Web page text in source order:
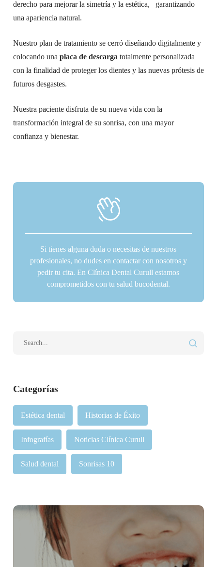
Categorías
Estética dental Historias de Éxito
Infografías Noticias Clínica Curull
Salud dental Sonrisas 10
derecho para mejorar la simetría y la estética, garantizando
una apariencia natural.
Nuestro plan de tratamiento se cerró diseñando digitalmente y
colocando una placa de descarga totalmente personalizada
con la finalidad de proteger los dientes y las nuevas prótesis de
futuros desgastes.
Nuestra paciente disfruta de su nueva vida con la
transformación integral de su sonrisa, con una mayor
confianza y bienestar.
Si tienes alguna duda o necesitas de nuestros
profesionales, no dudes en contactar con nosotros y
pedir tu cita. En Clínica Dental Curull estamos
comprometidos con tu salud bucodental.